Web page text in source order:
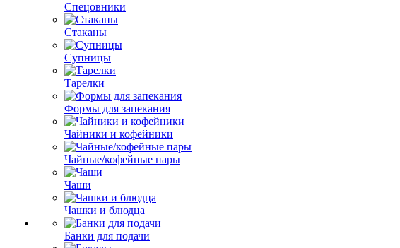
Спецовники
Стаканы
Супницы
Тарелки
Формы для запекания
Чайники и кофейники
Чайные/кофейные пары
Чаши
Чашки и блюдца
Банки для подачи